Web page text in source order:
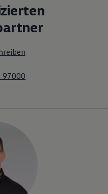
97000